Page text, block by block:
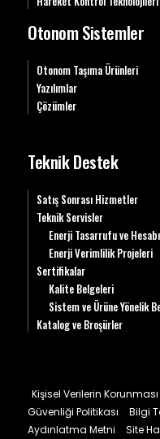
Otonom Sistemler
Otonom Taşıma Ürünleri
Yazılımlar
Çözümler
Teknik Destek
Satış Sonrası Hizmetler
Teknik Servisler
Enerji Tasarrufu ve Hesabı
Enerji Verimlilik Projeleri
Sertifikalar
Kalite Belgeleri
Sistem ve Ürüne Yönelik
Katalog ve Broşürler
Kişisel Verilerin Korunması
Güvenliği Politikası
Bilgi
Aydınlatma Metni
Site